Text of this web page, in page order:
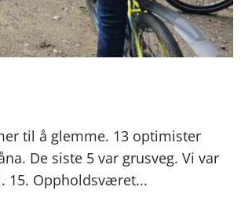
til å glemme. 13 optimister
De siste 5 var grusveg. Vi var
15. Oppholdsværet...